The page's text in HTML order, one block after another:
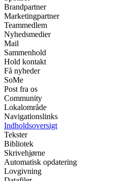
Brandpartner
Marketingpartner
Teammedlem
Nyhedsmedier
Mail
Sammenhold
Hold kontakt
Få nyheder
SoMe
Post fra os
Community
Lokalområde
Navigationslinks
Indholdsoversigt
Tekster
Bibliotek
Skrivehjørne
Automatisk opdatering
Lovgivning